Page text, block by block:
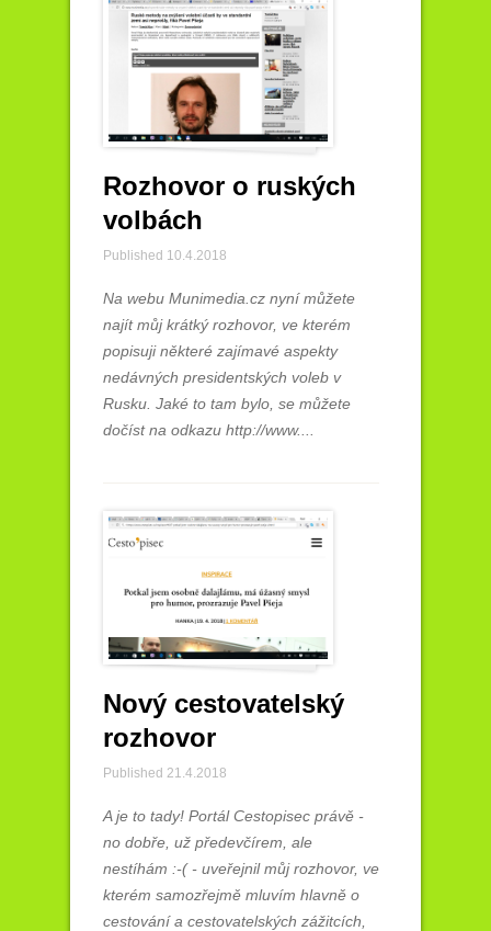
Rozhovor o ruských
volbách
Published 10.4.2018
Na webu Munimedia.cz nyní můžete
najít můj krátký rozhovor, ve kterém
popisuji některé zajímavé aspekty
nedávných presidentských voleb v
Rusku. Jaké to tam bylo, se můžete
dočíst na odkazu http://www....
Nový cestovatelský
rozhovor
Published 21.4.2018
A je to tady! Portál Cestopisec právě -
no dobře, už předevčírem, ale
nestíhám :-( - uveřejnil můj rozhovor, ve
kterém samozřejmě mluvím hlavně o
cestování a cestovatelských zážitcích,